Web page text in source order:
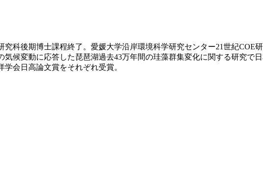
究科後期博士課程終了。愛媛大学沿岸環境科学研究センター21世紀
候変動に応答した琵琶湖過去43万年間の珪藻群集変化に関する研究で
会日高論文賞をそれぞれ受賞。